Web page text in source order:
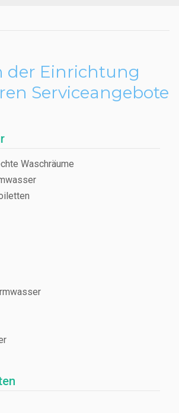
der Einrichtung
Serviceangebote
Waschräume